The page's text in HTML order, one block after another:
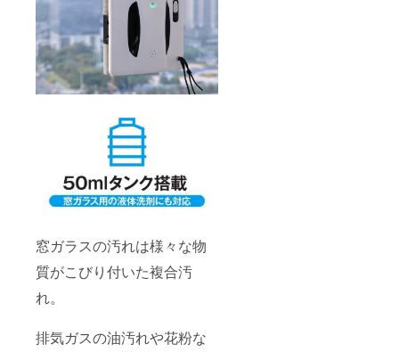
窓ガラスの汚れは様々な物
質がこびり付いた複合汚
れ。
排気ガスの油汚れや花粉な